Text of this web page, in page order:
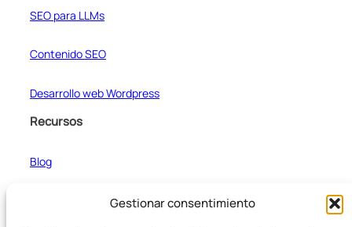
Gestionar consentimiento
SEO para LLMs
Contenido SEO
Desarrollo web Wordpress
Recursos
Blog
Casos de estudio